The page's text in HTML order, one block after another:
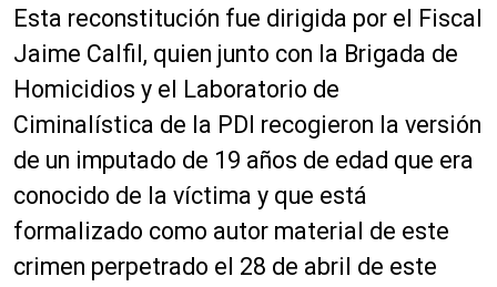
Esta reconstitución fue dirigida por el Fiscal
Jaime Calfil, quien junto con la Brigada de
Homicidios y el Laboratorio de
Ciminalística de la PDI recogieron la versión
de un imputado de 19 años de edad que era
conocido de la víctima y que está
formalizado como autor material de este
crimen perpetrado el 28 de abril de este